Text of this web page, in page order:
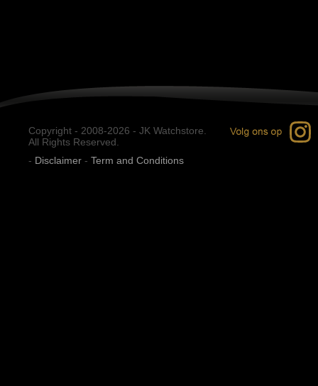
Copyright - 2008-2026 - JK Watchstore.
All Rights Reserved.
- Disclaimer - Term and Conditions